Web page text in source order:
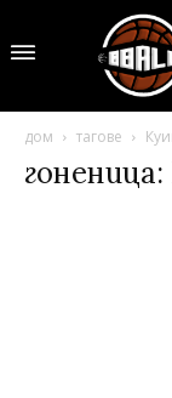
дом тагове